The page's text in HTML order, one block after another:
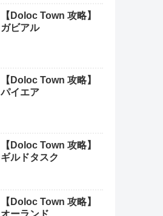
【Doloc Town 攻略】
ガビアル
【Doloc Town 攻略】
パイエア
【Doloc Town 攻略】
ギルドタスク
【Doloc Town 攻略】
オーランド